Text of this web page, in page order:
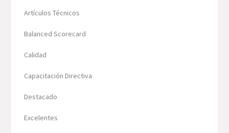
Artículos Técnicos
Balanced Scorecard
Calidad
Capacitación Directiva
Destacado
Excelentes